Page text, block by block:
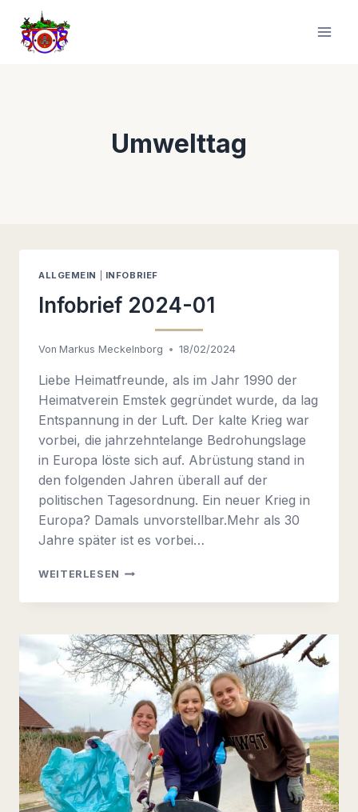
Inhalt
springen
Umwelttag
ALLGEMEIN INFOBRIEF
Infobrief 2024-01
Von Markus Meckelnborg 18/02/2024
Liebe Heimatfreunde, als im Jahr 1990 der
Heimatverein Emstek gegründet wurde, da lag
Entspannung in der Luft. Der kalte Krieg war
vorbei, die jahrzehntelange Bedrohungslage
in Europa löste sich auf. Abrüstung stand in
den folgenden Jahren überall auf der
politischen Tagesordnung. Ein neuer Krieg in
Europa? Damals unvorstellbar.Mehr als 30
Jahre später ist es vorbei…
WEITERLESEN INFOBRIEF
01